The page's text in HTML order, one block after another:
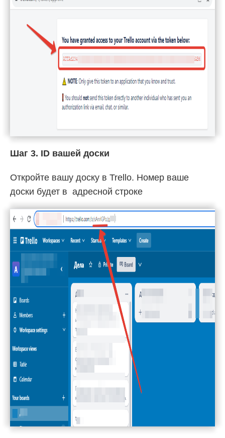
Шаг 3. ID вашей доски
Откройте вашу доску в Trello. Номер ваше
доски будет в адресной строке